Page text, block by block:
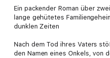
Ein packender Roman über
lange gehütetes
dunklen Zeiten
Nach dem Tod ihres Vaters
den Namen eines Onkels, von